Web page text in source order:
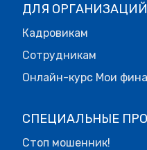
ДЛЯ ОРГАНИЗАЦИЙ
Кадровикам
Сотрудникам
Онлайн-курс Мои
СПЕЦИАЛЬНЫЕ
Стоп мошенник!